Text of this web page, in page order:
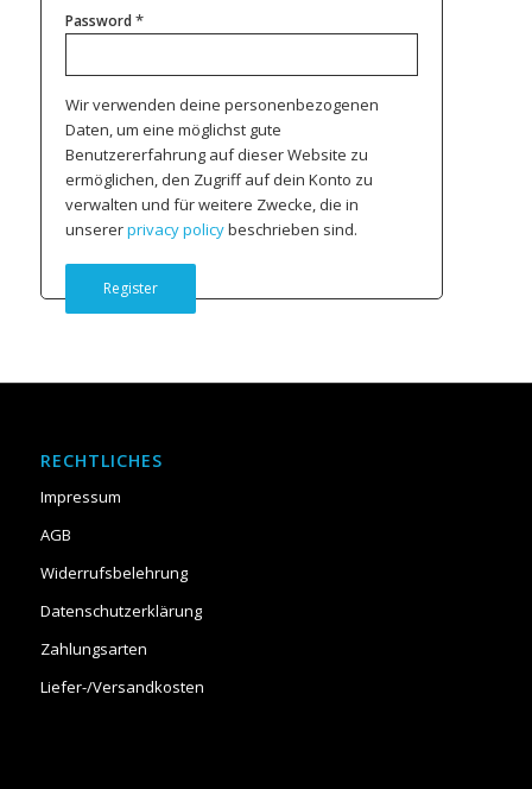
Password *
Wir verwenden deine personenbezogenen
Daten, um eine möglichst gute
Benutzererfahrung auf dieser Website zu
ermöglichen, den Zugriff auf dein Konto zu
verwalten und für weitere Zwecke, die in
unsererprivacy policybeschrieben sind.
Register
RECHTLICHES
Impressum
AGB
Widerrufsbelehrung
Datenschutzerklärung
Zahlungsarten
Liefer-/Versandkosten